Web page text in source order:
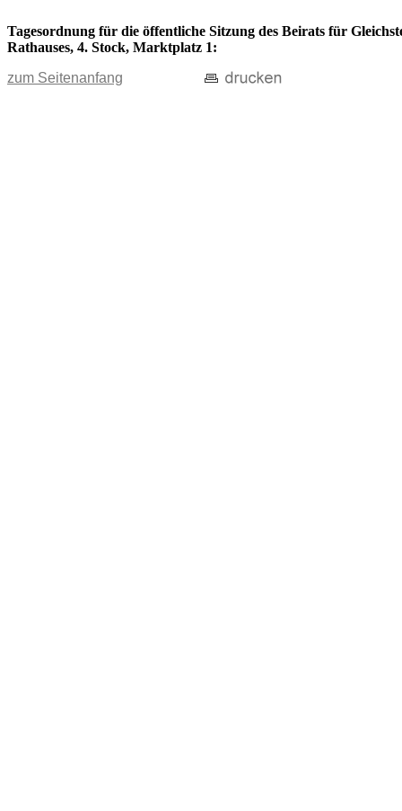
Tagesordnung für die öffentliche Sitzung des Beirats für
Rathauses, 4. Stock, Marktplatz 1:
zum Seitenanfang